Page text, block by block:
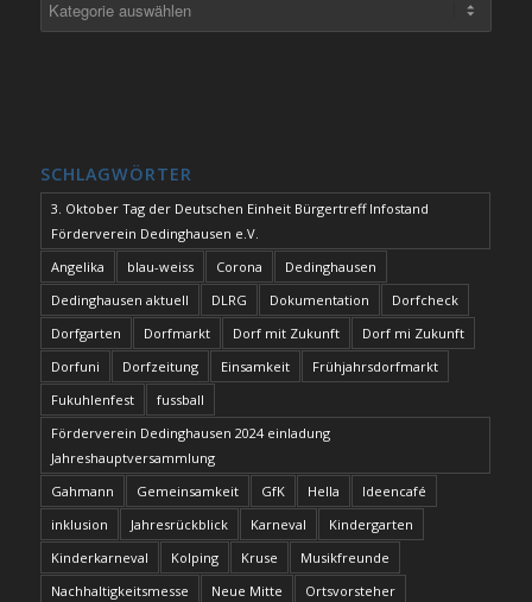
SCHLAGWÖRTER
3. Oktober Tag der Deutschen Einheit Bürgertreff Infostand
Förderverein Dedinghausen e.V.
Angelika
blau-weiss Corona
Dedinghausen
Dedinghausen aktuell
DLRG Dokumentation
Dorfcheck
Dorfgarten
Dorfmarkt Dorf mit Zukunft
Dorf mi Zukunft
Dorfuni
Dorfzeitung Einsamkeit
Frühjahrsdorfmarkt
Fukuhlenfest
fussball
Förderverein Dedinghausen 2024 einladung
Jahreshauptversammlung
Gahmann
Gemeinsamkeit GfK Hella
Ideencafé
inklusion
Jahresrückblick Karneval
Kindergarten
Kinderkarneval
Kolping Kruse
Musikfreunde
Nachhaltigkeitsmesse
Neue Mitte
Ortsvorsteher